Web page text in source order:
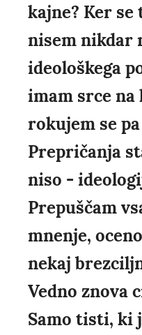
kajne? Ker se
nisem nikdar
ideološkega
imam srce
rokujem se
Prepričanja
niso -
Prepuščam
mnenje,
nekaj
Vedno znova
Samo tisti, ki